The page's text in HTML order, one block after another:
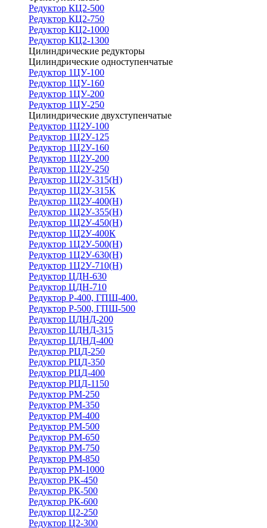
Редуктор КЦ2-500
Редуктор КЦ2-750
Редуктор КЦ2-1000
Редуктор КЦ2-1300
Цилиндрические редукторы
Цилиндрические одноступенчатые
Редуктор 1ЦУ-100
Редуктор 1ЦУ-160
Редуктор 1ЦУ-200
Редуктор 1ЦУ-250
Цилиндрические двухступенчатые
Редуктор 1Ц2У-100
Редуктор 1Ц2У-125
Редуктор 1Ц2У-160
Редуктор 1Ц2У-200
Редуктор 1Ц2У-250
Редуктор 1Ц2У-315(Н)
Редуктор 1Ц2У-315К
Редуктор 1Ц2У-400(Н)
Редуктор 1Ц2У-355(Н)
Редуктор 1Ц2У-450(Н)
Редуктор 1Ц2У-400К
Редуктор 1Ц2У-500(Н)
Редуктор 1Ц2У-630(Н)
Редуктор 1Ц2У-710(Н)
Редуктор ЦДН-630
Редуктор ЦДН-710
Редуктор Р-400, ГПШ-400.
Редуктор Р-500, ГПШ-500
Редуктор ЦДНД-200
Редуктор ЦДНД-315
Редуктор ЦДНД-400
Редуктор РЦД-250
Редуктор РЦД-350
Редуктор РЦД-400
Редуктор РЦД-1150
Редуктор РМ-250
Редуктор РМ-350
Редуктор РМ-400
Редуктор РМ-500
Редуктор РМ-650
Редуктор РМ-750
Редуктор РМ-850
Редуктор РМ-1000
Редуктор РК-450
Редуктор РК-500
Редуктор РК-600
Редуктор Ц2-250
Редуктор Ц2-300